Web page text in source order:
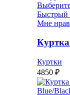
Быстрый
Мне
Куртки
4850₽